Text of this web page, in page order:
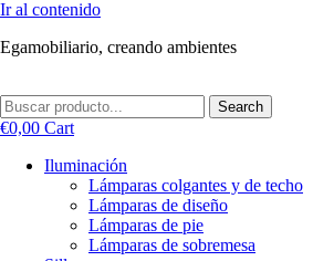
Ir al contenido
Egamobiliario, creando ambientes
Search
€0,00 Cart
Iluminación
Lámparas colgantes y de techo
Lámparas de diseño
Lámparas de pie
Lámparas de sobremesa